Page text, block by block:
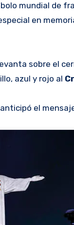
mundial de
en
sobre el
azul y rojo al
anticipó el